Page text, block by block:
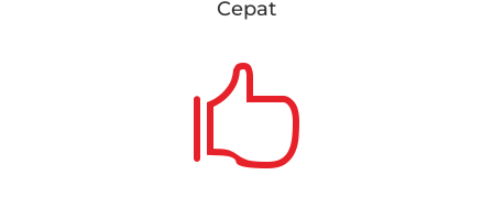
Cepat
